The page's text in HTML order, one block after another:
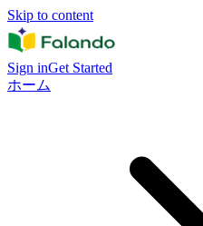
Skip to content
Sign inGet Started
ホーム